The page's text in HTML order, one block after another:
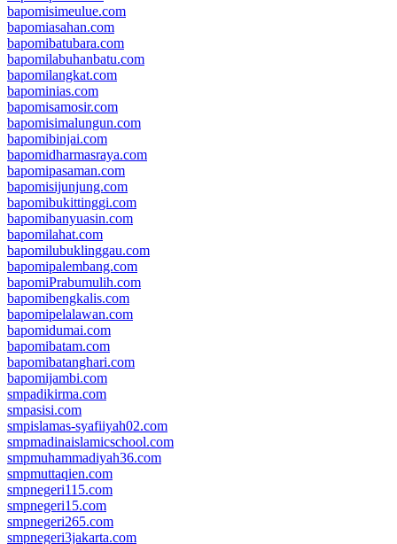
bapomisimeulue.com
bapomiasahan.com
bapomibatubara.com
bapomilabuhanbatu.com
bapomilangkat.com
bapominias.com
bapomisamosir.com
bapomisimalungun.com
bapomibinjai.com
bapomidharmasraya.com
bapomipasaman.com
bapomisijunjung.com
bapomibukittinggi.com
bapomibanyuasin.com
bapomilahat.com
bapomilubuklinggau.com
bapomipalembang.com
bapomiPrabumulih.com
bapomibengkalis.com
bapomipelalawan.com
bapomidumai.com
bapomibatam.com
bapomibatanghari.com
bapomijambi.com
smpadikirma.com
smpasisi.com
smpislamas-syafiiyah02.com
smpmadinaislamicschool.com
smpmuhammadiyah36.com
smpmuttaqien.com
smpnegeri115.com
smpnegeri15.com
smpnegeri265.com
smpnegeri3jakarta.com